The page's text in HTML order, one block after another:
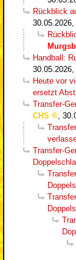
Rückblick
Handball:
Heute vor
ersetzt
Transfer-
CHS
Transfer-